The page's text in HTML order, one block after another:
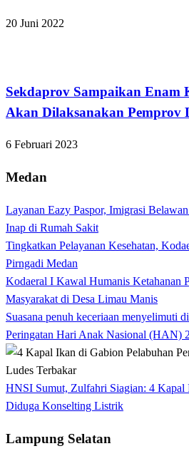
20 Juni 2022
Sekdaprov Sampaikan Enam
Akan Dilaksanakan Pemprov
6 Februari 2023
Medan
Layanan Eazy Paspor, Imigrasi
Inap di Rumah Sakit
Tingkatkan Pelayanan Kesehatan,
Pirngadi Medan‎
Kodaeral I Kawal Humanis Ketahanan
Masyarakat di Desa Limau Manis
Suasana penuh keceriaan menyelimuti
Peringatan Hari Anak Nasional (HAN)
HNSI Sumut, Zulfahri Siagian: 4 Kapal
Diduga Konselting Listrik
Lampung Selatan